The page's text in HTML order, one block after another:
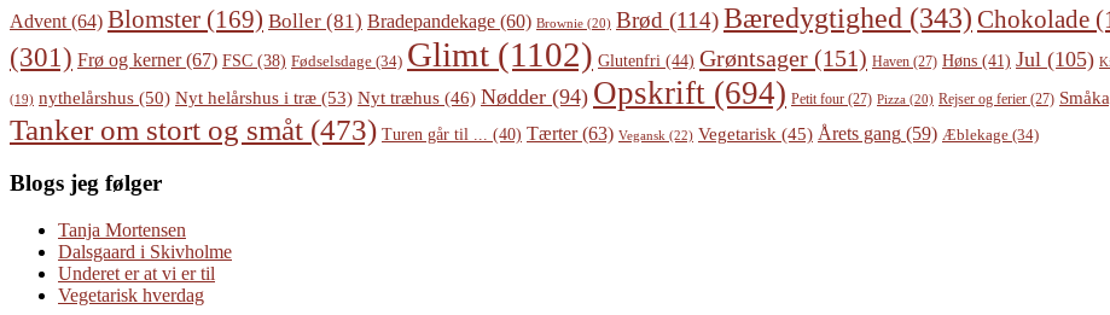
Advent (64) Blomster (169) Boller (81) Bradepandekage (60) Brownie (20) Brød (114)Bæredygtighed (343) Chokolade
(301) Frø og kerner(67) FSC (38) Fødselsdage (34) Glimt (1102) Glutenfri (44) Grøntsager (151) Haven (27) Høns (41) Jul (105)
(19) nythelårshus (50) Nyt helårshus i træ (53) Nyt træhus (46) Nødder (94) Opskrift (694) Petit four (27) Pizza (20) Rejser og ferier (27)
Tanker om stort og småt (473) Turen går til ... (40) Tærter(63) Vegansk (22) Vegetarisk (45) Årets gang (59) Æblekage (34)
Blogs jeg følger
Tanja Mortensen
Dalsgaard i Skivholme
Underet er at vi er til
Vegetarisk hverdag